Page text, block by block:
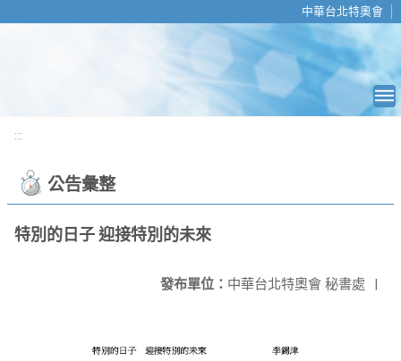
中華台北特奧會
:::
公告彙整
特別的日子 迎接特別的未來
發布單位： 中華台北特奧會 秘書處 |